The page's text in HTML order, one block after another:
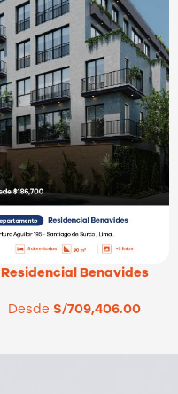
Residencial Benavides
Desde S/709,406.00